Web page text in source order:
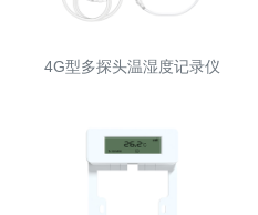
4G型多探头温湿度记录仪